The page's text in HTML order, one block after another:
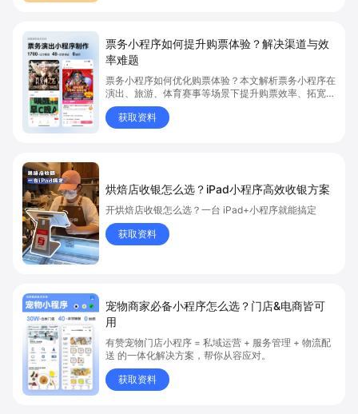
票务小程序如何提升购票体验？解决渠道与效
率难题
票务小程序如何优化购票体验？本文解析票务小程序在
演出、旅游、体育赛事等场景下提升购票效率、拓宽销
售渠道、实现会员精准营销的具体方式。关键词包括
“票务小程序”、“购票体验”、“购票效率”。
获取资料
烘焙店收银怎么选？iPad小程序高效收银方案
开烘焙店收银怎么选？一台 iPad+小程序就能搞定
获取资料
宠物商家必备小程序怎么选？门店&电商皆可
用
有赞宠物门店小程序 = 私域运营 + 服务管理 + 物流配
送 的一体化解决方案，帮你从容应对。
获取资料